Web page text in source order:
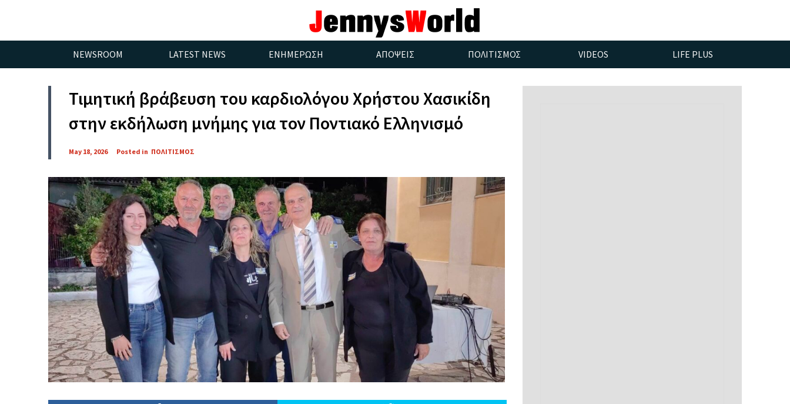
NEWSROOM LATEST NEWS ΕΝΗΜΕΡΩΣΗ ΑΠΟΨΕΙΣ ΠΟΛΙΤΙΣΜΟΣ VIDEOS LIFE PLUS
Τιμητική βράβευση του καρδιολόγου Χρήστου Χασικίδη
στην εκδήλωση μνήμης για τον Ποντιακό Ελληνισμό
May 18, 2026 Posted in ΠΟΛΙΤΙΣΜΟΣ